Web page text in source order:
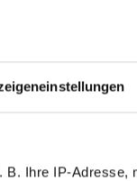
Ihre IP-Adresse,
Junge